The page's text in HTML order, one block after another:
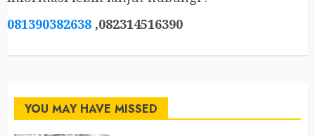
081390382638 ,082314516390
YOU MAY HAVE MISSED